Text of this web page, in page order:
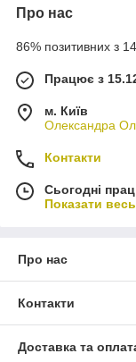
Про нас
86% позитивних з 14
Працює з
м. Київ
Олександра
Контакти
Сьогодні
Показати
Про нас
Контакти
Доставка та